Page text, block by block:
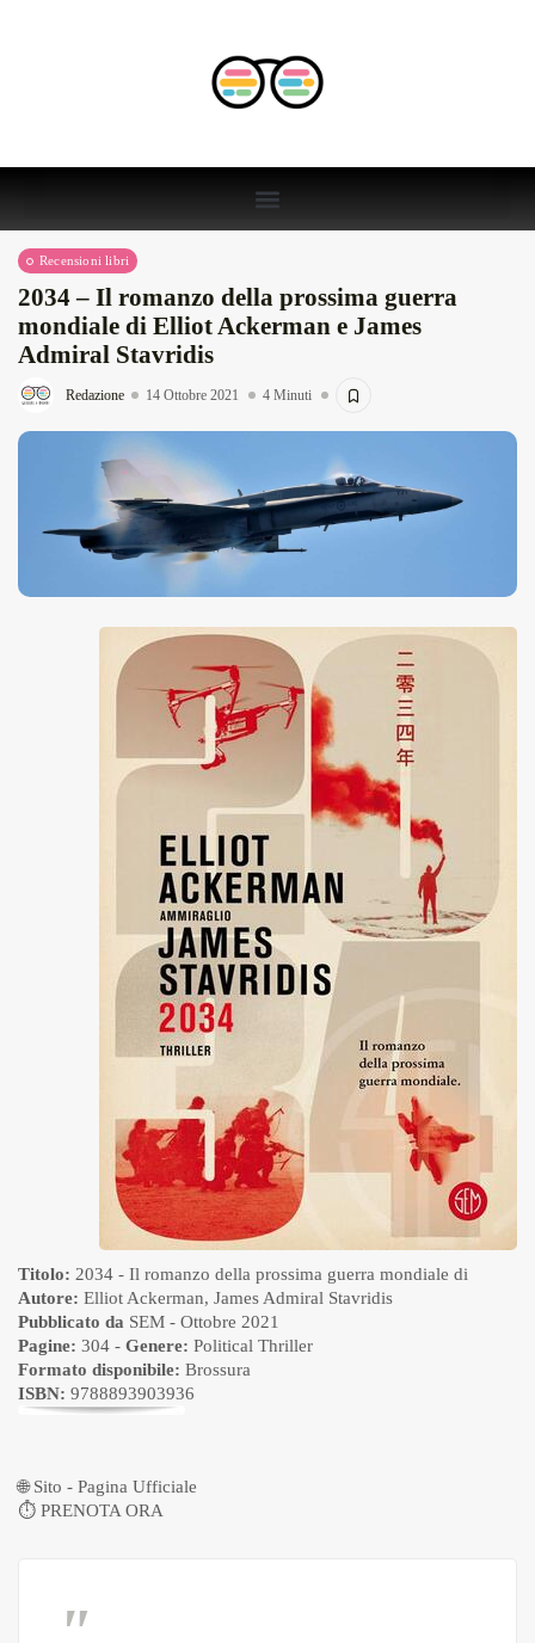
Recensioni libri
2034 – Il romanzo della prossima guerra
mondiale di Elliot Ackerman e James
Admiral Stavridis
Redazione 14 Ottobre 2021 4 Minuti
Titolo: 2034 - Il romanzo della prossima guerra mondiale di
Autore: Elliot Ackerman, James Admiral Stavridis
Pubblicato da SEM - Ottobre 2021
Pagine: 304 - Genere: Political Thriller
Formato disponibile: Brossura
ISBN: 9788893903936
🌐Sito - Pagina Ufficiale
⏱ PRENOTA ORA